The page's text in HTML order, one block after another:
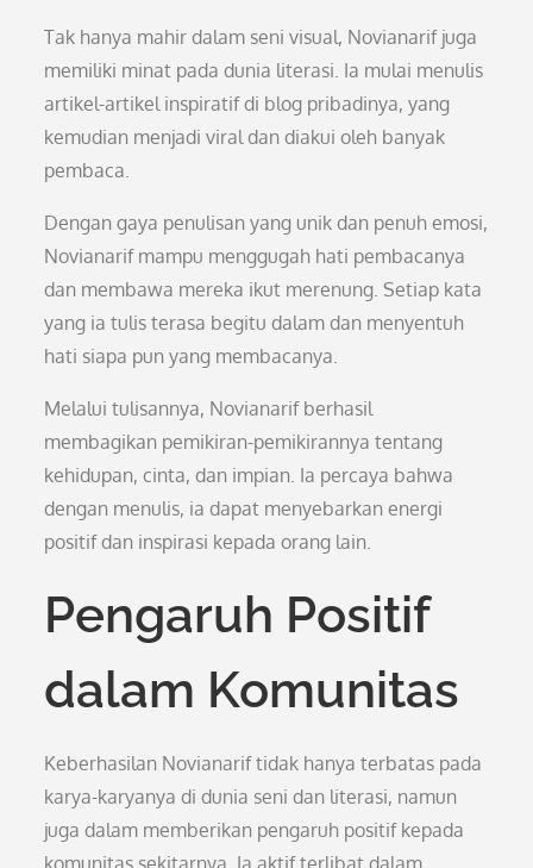
Tak hanya mahir dalam seni visual, Novianarif juga
memiliki minat pada dunia literasi. Ia mulai menulis
artikel-artikel inspiratif di blog pribadinya, yang
kemudian menjadi viral dan diakui oleh banyak
pembaca.
Dengan gaya penulisan yang unik dan penuh emosi,
Novianarif mampu menggugah hati pembacanya
dan membawa mereka ikut merenung. Setiap kata
yang ia tulis terasa begitu dalam dan menyentuh
hati siapa pun yang membacanya.
Melalui tulisannya, Novianarif berhasil
membagikan pemikiran-pemikirannya tentang
kehidupan, cinta, dan impian. Ia percaya bahwa
dengan menulis, ia dapat menyebarkan energi
positif dan inspirasi kepada orang lain.
Pengaruh Positif
dalam Komunitas
Keberhasilan Novianarif tidak hanya terbatas pada
karya-karyanya di dunia seni dan literasi, namun
juga dalam memberikan pengaruh positif kepada
komunitas sekitarnya. Ia aktif terlibat dalam